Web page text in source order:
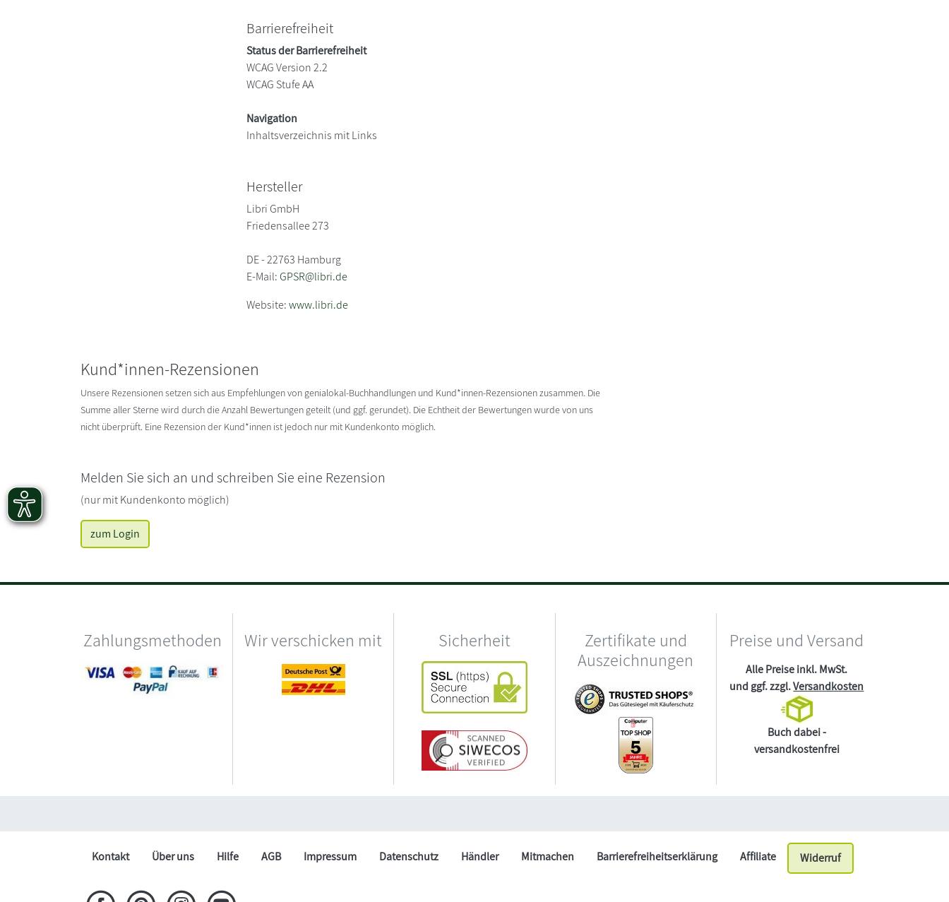
Barrierefreiheit
Status der Barrierefreiheit
WCAG Version 2.2
WCAG Stufe AA
Navigation
Inhaltsverzeichnis mit Links
Hersteller
Libri GmbH
Friedensallee 273
DE - 22763 Hamburg
E-Mail:GPSR@libri.de
Website:www.libri.de
Kund*innen-Rezensionen
Unsere Rezensionen setzen sich aus Empfehlungen von genialokal-Buchhandlungen und Kund*innen-Rezensionen zusammen. Die
Summe aller Sterne wird durch die Anzahl Bewertungen geteilt (und ggf. gerundet). Die Echtheit der Bewertungen wurde von uns
nicht überprüft. Eine Rezension der Kund*innen ist jedoch nur mit Kundenkonto möglich.
Melden Sie sich an und schreiben Sie eine Rezension
(nur mit Kundenkonto möglich)
zum Login
Zahlungsmethoden Wir verschicken mit Sicherheit
Zertifikate und
Auszeichnungen
Preise und Versand
Alle Preise inkl. MwSt.
und ggf. zzgl.Versandkosten
Buch dabei -
versandkostenfrei
Kontakt Über uns Hilfe AGB Impressum Datenschutz Händler Mitmachen Barrierefreiheitserklärung Affiliate Widerruf